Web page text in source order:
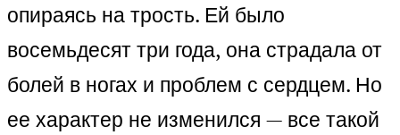
опираясь на трость. Ей было
восемьдесят три года, она страдала от
болей в ногах и проблем с сердцем. Но
ее характер не изменился — все такой